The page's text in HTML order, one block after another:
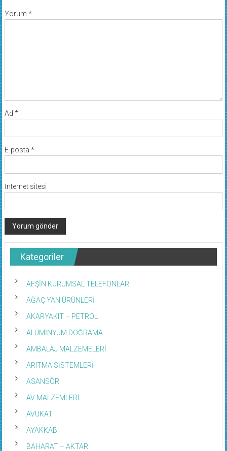
Yorum *
Ad *
E-posta *
İnternet sitesi
Kategoriler
AFŞİN KURUMSAL TELEFONLAR
AĞAÇ YAN ÜRÜNLERİ
AKARYAKIT – PETROL
ALÜMİNYUM DOĞRAMA
AMBALAJ MALZEMELERİ
ARITMA SİSTEMLERİ
ASANSÖR
AV MALZEMLERİ
AVUKAT
AYAKKABI
BAHARAT – AKTAR